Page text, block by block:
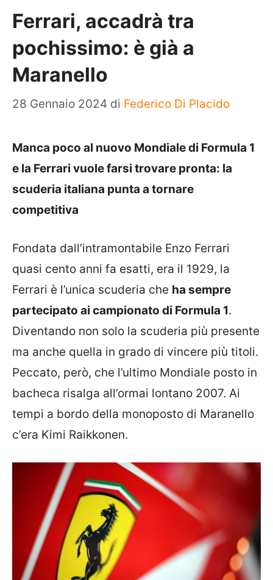
Ferrari, accadrà tra
pochissimo: è già a
Maranello
28 Gennaio 2024 di Federico Di Placido
Manca poco al nuovo Mondiale di Formula 1
e la Ferrari vuole farsi trovare pronta: la
scuderia italiana punta a tornare
competitiva
Fondata dall’intramontabile Enzo Ferrari
quasi cento anni fa esatti, era il 1929, la
Ferrari è l’unica scuderia che ha sempre
partecipato ai campionato di Formula 1.
Diventando non solo la scuderia più presente
ma anche quella in grado di vincere più titoli.
Peccato, però, che l’ultimo Mondiale posto in
bacheca risalga all’ormai lontano 2007. Ai
tempi a bordo della monoposto di Maranello
c’era Kimi Raikkonen.